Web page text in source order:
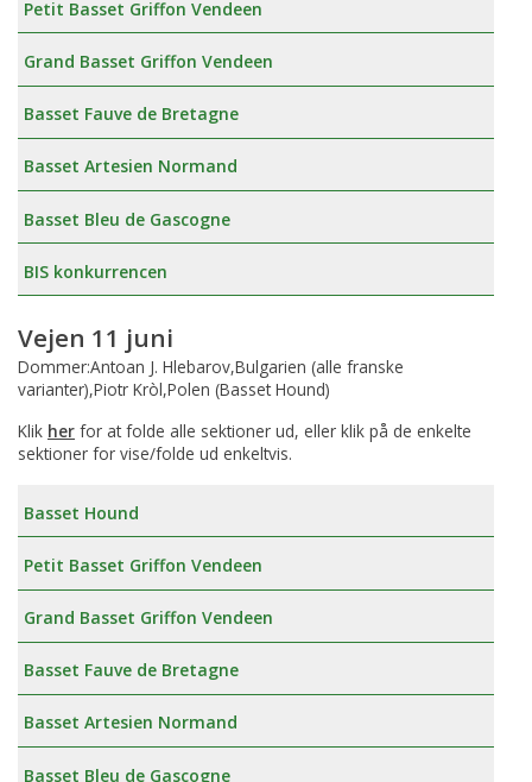
Petit Basset Griffon Vendeen
Grand Basset Griffon Vendeen
Basset Fauve de Bretagne
Basset Artesien Normand
Basset Bleu de Gascogne
BIS konkurrencen
Vejen 11 juni
Dommer:Antoan J. Hlebarov,Bulgarien (alle franske
varianter),Piotr Kròl,Polen (Basset Hound)
Klik her for at folde alle sektioner ud, eller klik på de enkelte
sektioner for vise/folde ud enkeltvis.
Basset Hound
Petit Basset Griffon Vendeen
Grand Basset Griffon Vendeen
Basset Fauve de Bretagne
Basset Artesien Normand
Basset Bleu de Gascogne